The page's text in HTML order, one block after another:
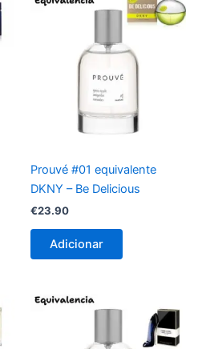
Prouvé #01 equivalente
DKNY – Be Delicious
€23.90
Adicionar